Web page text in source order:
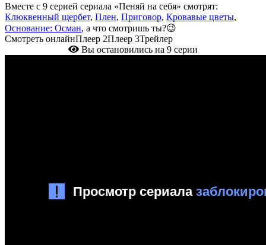
Вместе с 9 серией сериала «Пеняй на себя» смотрят:
Клюквенный щербет, Плен, Приговор, Кровавые цветы,
Основание: Осман, а что смотришь ты?😉
Смотреть онлайнПлеер 2Плеер 3Трейлер
Вы остановились на 9 серии